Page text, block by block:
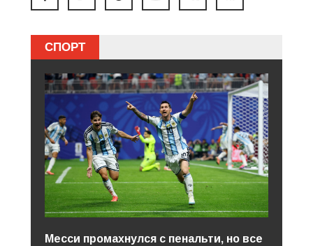
СПОРТ
Месси промахнулся с пенальти, но все